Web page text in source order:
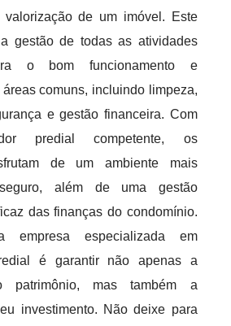
de um imóvel. Este
gestão de todas as atividades
o bom funcionamento e
comuns, incluindo limpeza,
e gestão financeira. Com
predial competente, os
de um ambiente mais
além de uma gestão
das finanças do condomínio.
empresa especializada em
é garantir não apenas a
patrimônio, mas também a
investimento. Não deixe para